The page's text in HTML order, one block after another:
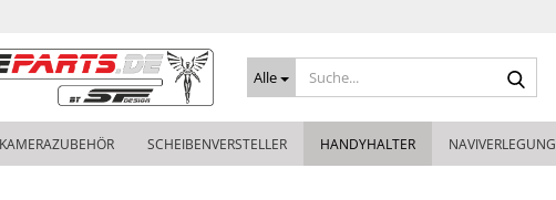
Alle
KAMERAZUBEHÖR SCHEIBENVERSTELLER HANDYHALTER NAVIVERLEGUNG